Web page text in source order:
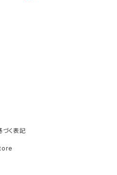
く表記